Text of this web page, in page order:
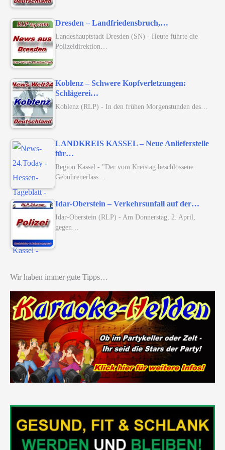
Dresden – Landfriedensbruch,…
Landeshauptstadt Dresden (SN) - Heute führte die
Polizeidirektion…
Koblenz – Schwere Kopfverletzungen:
Schlägerei…
Koblenz (RLP) - In den frühen Morgenstunden des…
LANDKREIS KASSEL – Neue Anlieferstelle
für…
Region Kassel - "Der vom Kreistag beschlossene
Gebührenerlass…
Idar-Oberstein – Verkehrsunfall auf der…
Idar-Oberstein (RLP) - Am Donnerstag, 2. April,
gegen…
Wir haben immer gute Tipps…